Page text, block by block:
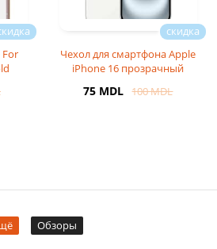
For
Чехол для смартфона Apple
iPhone 16 прозрачный
75 MDL 100 MDL
Обзоры